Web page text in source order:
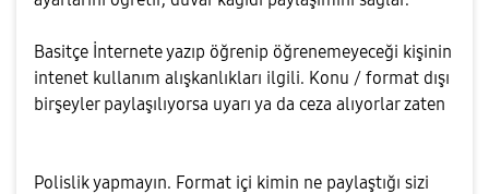
Basitçe İnternete yazıp öğrenip öğrenemeyeceği kişinin
intenet kullanım alışkanlıkları ilgili. Konu / format dışı
birşeyler paylaşılıyorsa uyarı ya da ceza alıyorlar zaten
Polislik yapmayın. Format içi kimin ne paylaştığı sizi